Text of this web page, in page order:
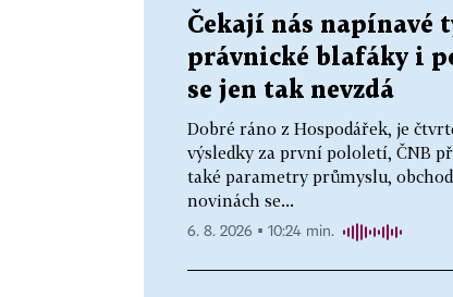
Čekají nás napínavé
právnické blafáky i
se jen tak nevzdá
Dobré ráno z Hospodářek, je
výsledky za první pololetí, ČNB
také parametry průmyslu,
novinách se...
6. 8. 2026 ▪ 10:24 min.